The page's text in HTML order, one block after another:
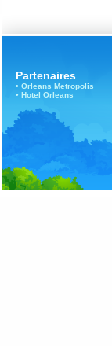
Partenaires
• Orleans Metropolis
• Hotel Orleans